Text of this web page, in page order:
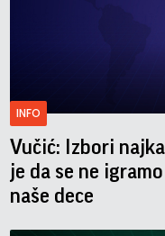
INFO
Vučić: Izbori
je da se ne
naše dece